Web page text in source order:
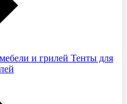
Тенты для